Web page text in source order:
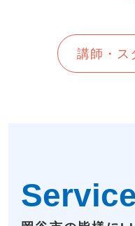
講師・ス
Service